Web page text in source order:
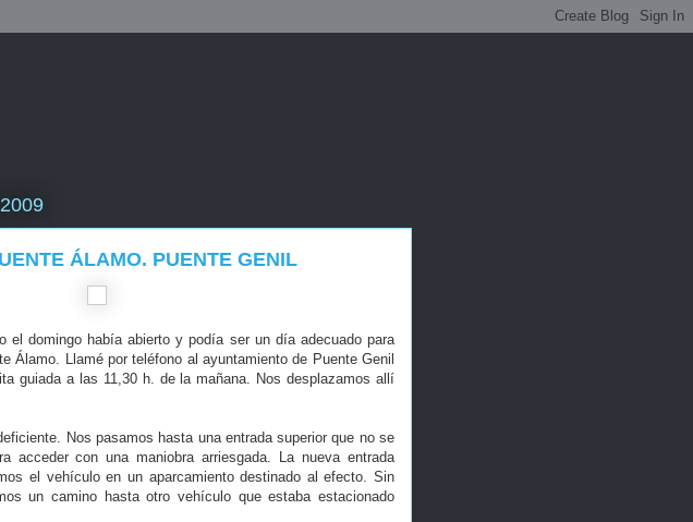
ÁLAMO. PUENTE GENIL
el domingo había abierto y podía ser un día adecuado para
Álamo. Llamé por teléfono al ayuntamiento de Puente Genil
guiada a las 11,30 h. de la mañana. Nos desplazamos allí
Nos pasamos hasta una entrada superior que no se
acceder con una maniobra arriesgada. La nueva entrada
el vehículo en un aparcamiento destinado al efecto. Sin
un camino hasta otro vehículo que estaba estacionado